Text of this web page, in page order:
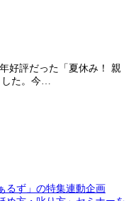
好評だった「夏休み！ 親
た。今…
るず」の特集連動企画